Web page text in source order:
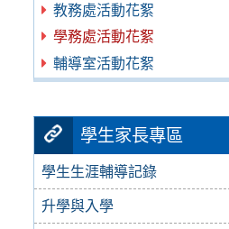
教務處活動花絮
學務處活動花絮
輔導室活動花絮
學生家長專區
學生生涯輔導記錄
升學與入學